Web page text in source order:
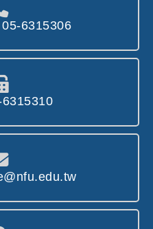
6315306